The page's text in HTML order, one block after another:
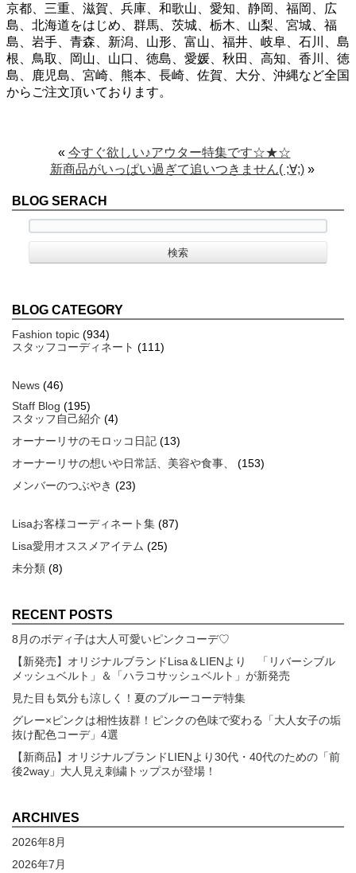
京都、三重、滋賀、兵庫、和歌山、愛知、静岡、福岡、広
島、北海道をはじめ、群馬、茨城、栃木、山梨、宮城、福
島、岩手、青森、新潟、山形、富山、福井、岐阜、石川、島
根、鳥取、岡山、山口、徳島、愛媛、秋田、高知、香川、徳
島、鹿児島、宮崎、熊本、長崎、佐賀、大分、沖縄など全国
からご注文頂いております。
« 今すぐ欲しい♪アウター特集です☆★☆
新商品がいっぱい過ぎて追いつきません( ;∀;)»
BLOG SERACH
BLOG CATEGORY
Fashion topic (934)
スタッフコーディネート (111)
News (46)
Staff Blog (195)
スタッフ自己紹介 (4)
オーナーリサのモロッコ日記 (13)
オーナーリサの想いや日常話、美容や食事、
(153)
メンバーのつぶやき (23)
Lisaお客様コーディネート集 (87)
Lisa愛用オススメアイテム (25)
未分類 (8)
RECENT POSTS
8月のボディ子は大人可愛いピンクコーデ♡
【新発売】オリジナルブランドLisa＆LIENより 「リバーシブル
メッシュベルト」＆「ハラコサッシュベルト」が新発売
見た目も気分も涼しく！夏のブルーコーデ特集
グレー×ピンクは相性抜群！ピンクの色味で変わる「大人女子の垢
抜け配色コーデ」4選
【新商品】オリジナルブランドLIENより30代・40代のための「前
後2way」大人見え刺繍トップスが登場！
ARCHIVES
2026年8月
2026年7月